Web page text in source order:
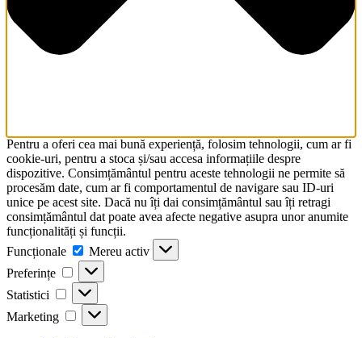
Pentru a oferi cea mai bună experiență, folosim tehnologii, cum ar fi
cookie-uri, pentru a stoca și/sau accesa informațiile despre
dispozitive. Consimțământul pentru aceste tehnologii ne permite să
procesăm date, cum ar fi comportamentul de navigare sau ID-uri
unice pe acest site. Dacă nu îți dai consimțământul sau îți retragi
consimțământul dat poate avea afecte negative asupra unor anumite
funcționalități și funcții.
Funcționale
Funcționale
Mereu activ
Preferințe
Preferințe
Statistici Statistici
Marketing Marketing